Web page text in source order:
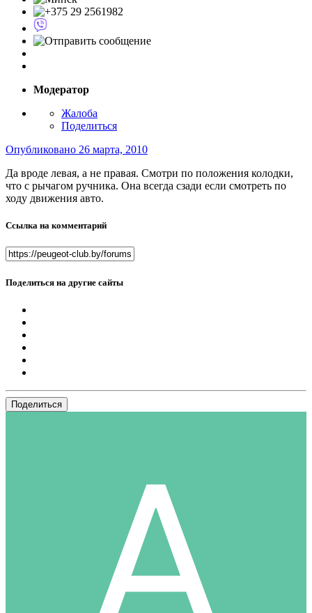
Модератор
Жалоба
Поделиться
Опубликовано 26 марта, 2010
Да вроде левая, а не правая. Смотри по положения колодки,
что с рычагом ручника. Она всегда сзади если смотреть по
ходу движения авто.
Ссылка на комментарий
Поделиться на другие сайты
Поделиться